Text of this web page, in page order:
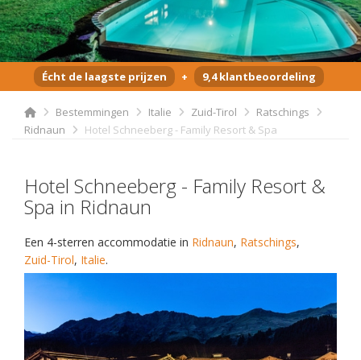
Écht de laagste prijzen + 9,4 klantbeoordeling
Bestemmingen Italie Zuid-Tirol
Ratschings
Ridnaun
Hotel Schneeberg - Family Resort & Spa
Hotel Schneeberg - Family Resort &
Spa in Ridnaun
Een 4-sterren accommodatie in Ridnaun, Ratschings,
Zuid-Tirol, Italie.